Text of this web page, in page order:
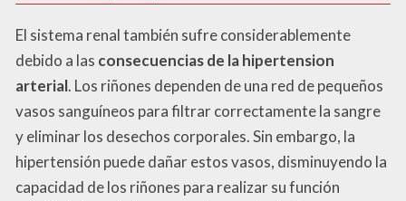
El sistema renal también sufre considerablemente
debido a las consecuencias de la hipertension
arterial. Los riñones dependen de una red de pequeños
vasos sanguíneos para filtrar correctamente la sangre
y eliminar los desechos corporales. Sin embargo, la
hipertensión puede dañar estos vasos, disminuyendo la
capacidad de los riñones para realizar su función